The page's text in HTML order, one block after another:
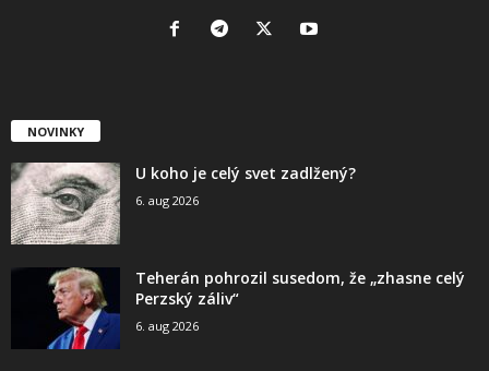
NOVINKY
U koho je celý svet zadlžený?
6. aug 2026
Teherán pohrozil susedom, že „zhasne celý
Perzský záliv“
6. aug 2026